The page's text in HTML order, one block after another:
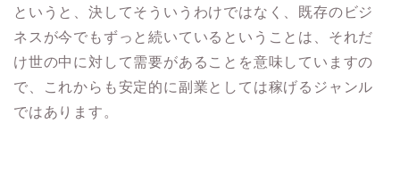
というと、決してそういうわけではなく、既存のビジ
ネスが今でもずっと続いているということは、それだ
け世の中に対して需要があることを意味していますの
で、これからも安定的に副業としては稼げるジャンル
ではあります。